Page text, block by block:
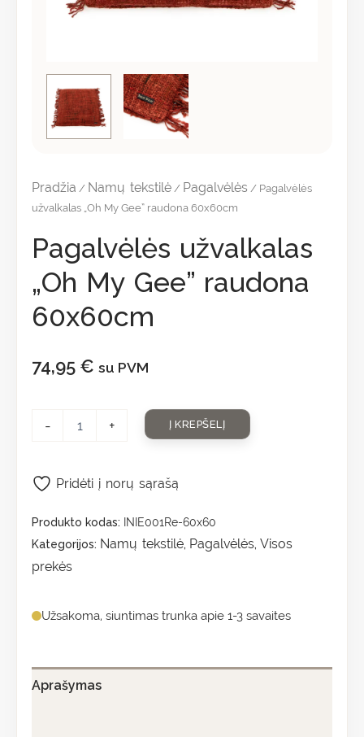
Pradžia / Namų tekstilė / Pagalvėlės / Pagalvėlės
užvalkalas „Oh My Gee” raudona 60x60cm
Pagalvėlės užvalkalas
„Oh My Gee” raudona
60x60cm
74,95 € su PVM
- + Į KREPŠELĮ
Produkto kodas:
INIE001Re-60x60
Kategorijos: Namų tekstilė, Pagalvėlės, Visos
prekės
Užsakoma, siuntimas trunka apie 1-3 savaites
Pridėti į norų sąrašą
Aprašymas